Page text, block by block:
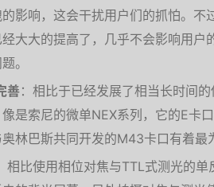
影响，这会干扰用户们的抓怕。
大大的提高了，几乎不会影响用
。
善：相比于已经发展了相当长时间
是索尼的微单NEX系列，它的E卡
林巴斯共同开发的M43卡口有着最
相比使用相位对焦与TTL式测光的